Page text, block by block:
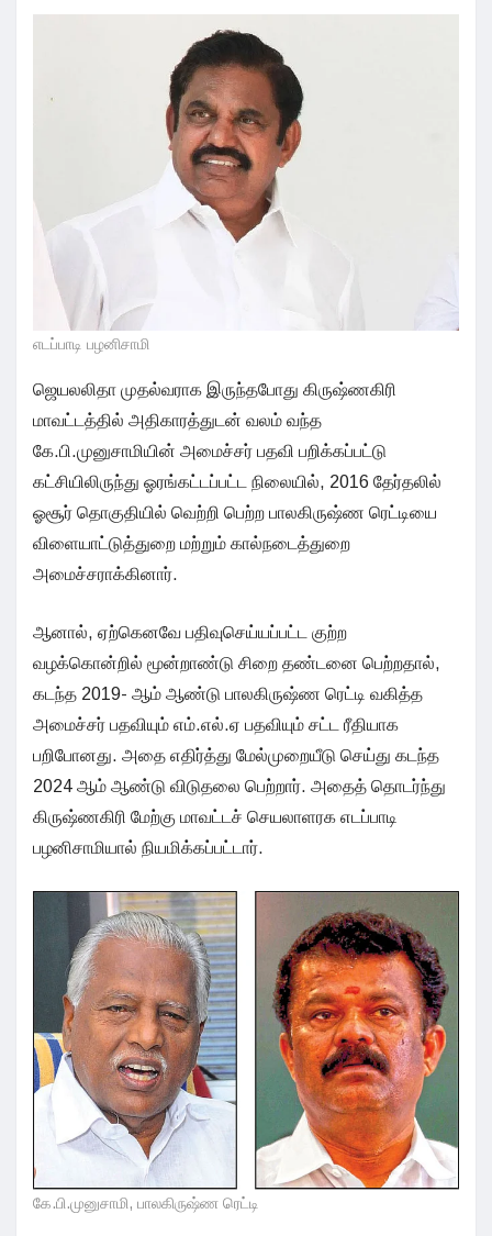
எடப்பாடி பழனிசாமி
ஜெயலலிதா முதல்வராக இருந்தபோது கிருஷ்ணகிரி
மாவட்டத்தில் அதிகாரத்துடன் வலம் வந்த
கே.பி.முனுசாமியின் அமைச்சர் பதவி பறிக்கப்பட்டு
கட்சியிலிருந்து ஓரங்கட்டப்பட்ட நிலையில், 2016 தேர்தலில்
ஓசூர் தொகுதியில் வெற்றி பெற்ற பாலகிருஷ்ண ரெட்டியை
விளையாட்டுத்துறை மற்றும் கால்நடைத்துறை
அமைச்சராக்கினார்.
ஆனால், ஏற்கெனவே பதிவுசெய்யப்பட்ட குற்ற
வழக்கொன்றில் மூன்றாண்டு சிறை தண்டனை பெற்றதால்,
கடந்த 2019- ஆம் ஆண்டு பாலகிருஷ்ண ரெட்டி வகித்த
அமைச்சர் பதவியும் எம்.எல்.ஏ பதவியும் சட்ட ரீதியாக
பறிபோனது. அதை எதிர்த்து மேல்முறையீடு செய்து கடந்த
2024 ஆம் ஆண்டு விடுதலை பெற்றார். அதைத் தொடர்ந்து
கிருஷ்ணகிரி மேற்கு மாவட்டச் செயலாளரக எடப்பாடி
பழனிசாமியால் நியமிக்கப்பட்டார்.
கே.பி.முனுசாமி, பாலகிருஷ்ண ரெட்டி